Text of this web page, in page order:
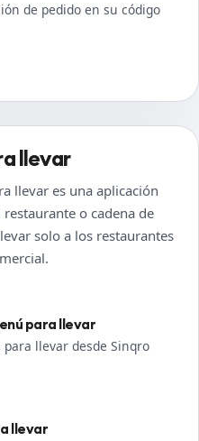
de pedido en su código
llevar
llevar es una aplicación
o cadena de
solo a los restaurantes
para llevar
llevar desde Sinqro
llevar